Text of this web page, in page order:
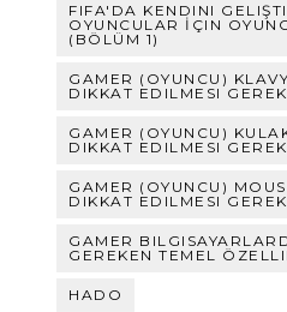
FIFA'DA KENDINI
OYUNCULAR İÇIN
(BÖLÜM 1)
GAMER (OYUNCU)
DIKKAT EDILMESI
GAMER (OYUNCU)
DIKKAT EDILMESI
GAMER (OYUNCU)
DIKKAT EDILMESI
GAMER
GEREKEN TEMEL
HADO